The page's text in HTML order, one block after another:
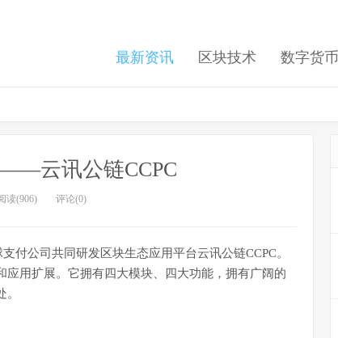
最新资讯 区块技术 数字货币
云讯公链CCPC
读(906) 评论(0)
付公司共同研发区块生态应用平台云讯公链CCPC。
用扩展。它拥有四大模块、四大功能，拥有广阔的